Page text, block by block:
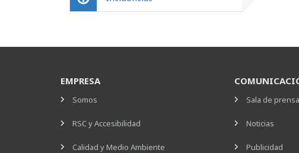
EMPRESA
Somos
RSC y Accesibilidad
Calidad y Medio Ambiente
Sala de prensa
Noticias
Publicidad